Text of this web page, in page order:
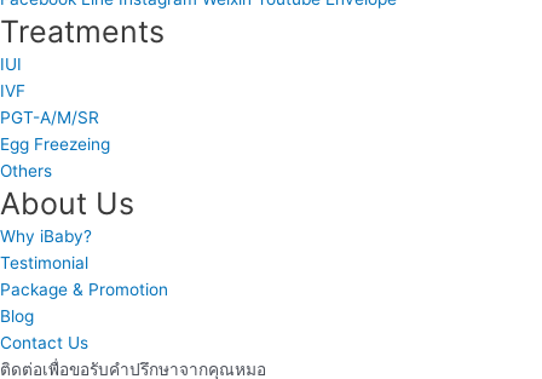
Treatments
IUI
IVF
PGT-A/M/SR
Egg Freezeing
Others
About Us
Why iBaby?
Testimonial
Package & Promotion
Blog
Contact Us
ติดต่อเพื่อขอรับคำปรึกษาจากคุณหมอ